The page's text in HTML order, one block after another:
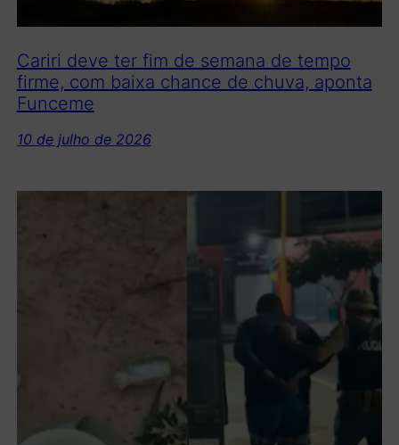
Cariri deve ter fim de semana de tempo
firme, com baixa chance de chuva, aponta
Funceme
10 de julho de 2026